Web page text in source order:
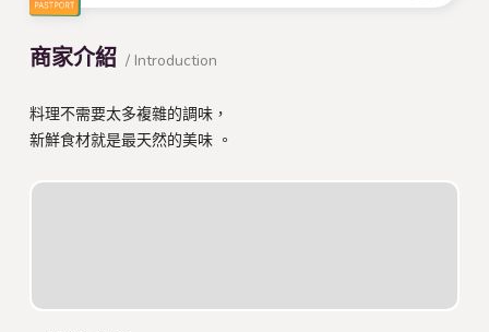
商家介紹 / Introduction
料理不需要太多複雜的調味，
新鮮食材就是最天然的美味 。